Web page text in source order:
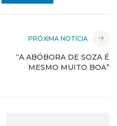
PRÓXIMA NOTÍCIA
“A ABÓBORA DE SOZA É
MESMO MUITO BOA”